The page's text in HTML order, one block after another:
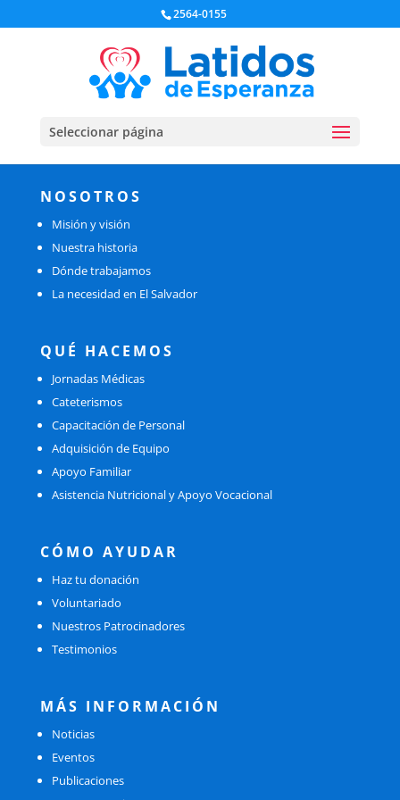
2564-0155
Seleccionar página
NOSOTROS
Misión y visión
Nuestra historia
Dónde trabajamos
La necesidad en El Salvador
QUÉ HACEMOS
Jornadas Médicas
Cateterismos
Capacitación de Personal
Adquisición de Equipo
Apoyo Familiar
Asistencia Nutricional y Apoyo Vocacional
CÓMO AYUDAR
Haz tu donación
Voluntariado
Nuestros Patrocinadores
Testimonios
MÁS INFORMACIÓN
Noticias
Eventos
Publicaciones